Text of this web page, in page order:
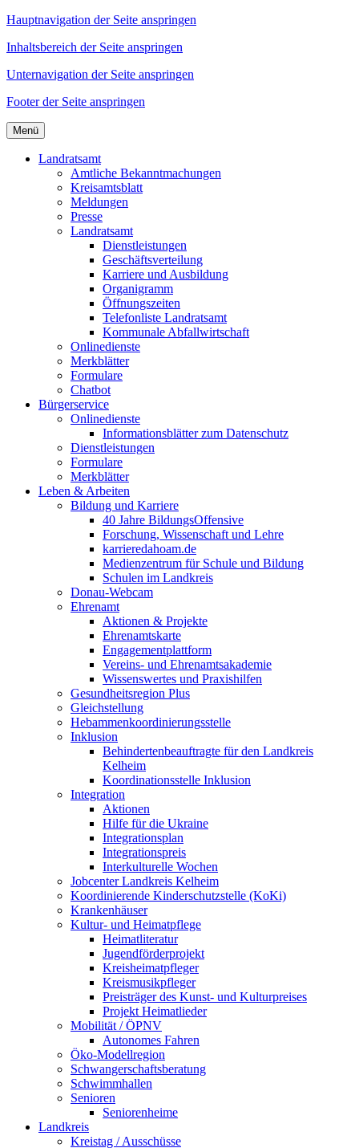
Hauptnavigation der Seite anspringen
Inhaltsbereich der Seite anspringen
Unternavigation der Seite anspringen
Footer der Seite anspringen
Menü
Landratsamt
Amtliche Bekanntmachungen
Kreisamtsblatt
Meldungen
Presse
Landratsamt
Dienstleistungen
Geschäftsverteilung
Karriere und Ausbildung
Organigramm
Öffnungszeiten
Telefonliste Landratsamt
Kommunale Abfallwirtschaft
Onlinedienste
Merkblätter
Formulare
Chatbot
Bürgerservice
Onlinedienste
Informationsblätter zum Datenschutz
Dienstleistungen
Formulare
Merkblätter
Leben & Arbeiten
Bildung und Karriere
40 Jahre BildungsOffensive
Forschung, Wissenschaft und Lehre
karrieredahoam.de
Medienzentrum für Schule und Bildung
Schulen im Landkreis
Donau-Webcam
Ehrenamt
Aktionen & Projekte
Ehrenamtskarte
Engagementplattform
Vereins- und Ehrenamtsakademie
Wissenswertes und Praxishilfen
Gesundheitsregion Plus
Gleichstellung
Hebammenkoordinierungsstelle
Inklusion
Behindertenbeauftragte für den Landkreis
Kelheim
Koordinationsstelle Inklusion
Integration
Aktionen
Hilfe für die Ukraine
Integrationsplan
Integrationspreis
Interkulturelle Wochen
Jobcenter Landkreis Kelheim
Koordinierende Kinderschutzstelle (KoKi)
Krankenhäuser
Kultur- und Heimatpflege
Heimatliteratur
Jugendförderprojekt
Kreisheimatpfleger
Kreismusikpfleger
Preisträger des Kunst- und Kulturpreises
Projekt Heimatlieder
Mobilität / ÖPNV
Autonomes Fahren
Öko-Modellregion
Schwangerschaftsberatung
Schwimmhallen
Senioren
Seniorenheime
Landkreis
Kreistag / Ausschüsse